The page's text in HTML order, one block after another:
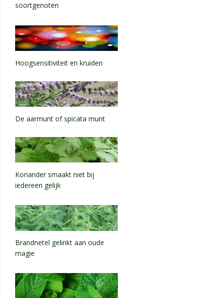
soortgenoten
Hoogsensitiviteit en kruiden
De aarmunt of spicata munt
Koriander smaakt niet bij
iedereen gelijk
Brandnetel gelinkt aan oude
magie